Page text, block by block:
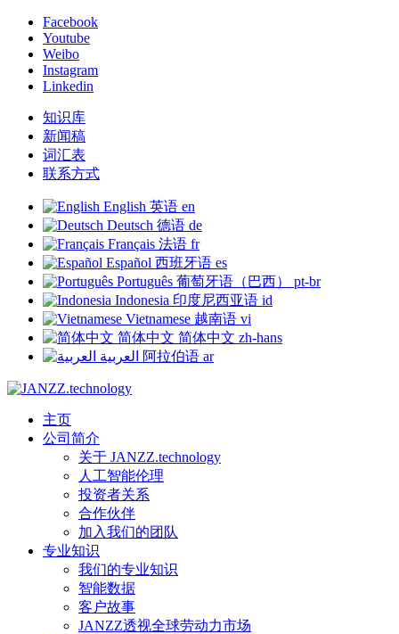
Facebook
Youtube
Weibo
Instagram
Linkedin
知识库
新闻稿
词汇表
联系方式
English 英语 en
Deutsch 德语 de
Français 法语 fr
Español 西班牙语 es
Português 葡萄牙语（巴西）
pt-br
Indonesia 印度尼西亚语 id
Vietnamese 越南语 vi
简体中文 简体中文 zh-hans
العربية
阿拉伯语 ar
主页
公司简介
关于 JANZZ.technology
人工智能伦理
投资者关系
合作伙伴
加入我们的团队
专业知识
我们的专业知识
智能数据
客户故事
JANZZ透视全球劳动力市场